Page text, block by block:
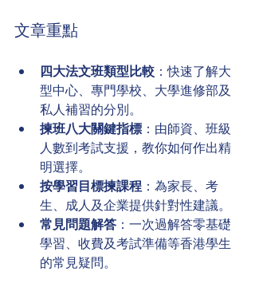
文章重點
四大法文班類型比較 ：快速了解大
型中心、專門學校、大學進修部及
私人補習的分別。
揀班八大關鍵指標 ：由師資、班級
人數到考試支援，教你如何作出精
明選擇。
按學習目標揀課程：為家長、考
生、成人及企業提供針對性建議。
常見問題解答 ：一次過解答零基礎
學習、收費及考試準備等香港學生
的常見疑問。